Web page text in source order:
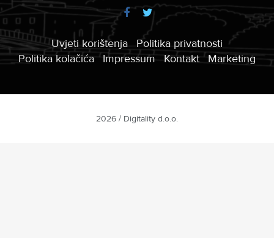
Uvjeti korištenja
Politika privatnosti
Politika kolačića
Impressum Kontakt Marketing
2026 / Digitality d.o.o.